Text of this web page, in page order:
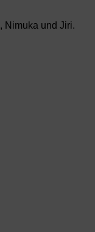
, Nimuka und Jiri.